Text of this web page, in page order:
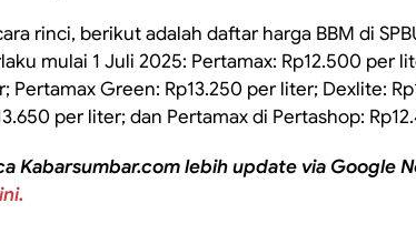
rinci, berikut adalah daftar harga BBM di
mulai 1 Juli 2025: Pertamax: Rp12.500 per
Pertamax Green: Rp13.250 per liter; Dexlite:
per liter; dan Pertamax di Pertashop:
Kabarsumbar.com lebih update via Google